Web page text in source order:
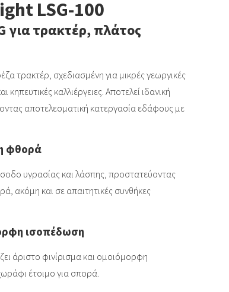
LSG-100
για τρακτέρ, πλάτος
τρακτέρ, σχεδιασμένη για μικρές γεωργικές
καλλιέργειες. Αποτελεί ιδανική
αποτελεσματική κατεργασία εδάφους με
φθορά
υγρασίας και λάσπης, προστατεύοντας
ακόμη και σε απαιτητικές συνθήκες
ισοπέδωση
άριστο φινίρισμα και ομοιόμορφη
έτοιμο για σπορά.